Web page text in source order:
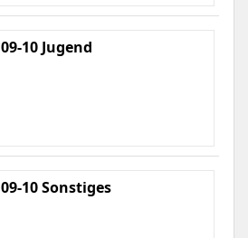
09-10 Jugend
09-10 Sonstiges